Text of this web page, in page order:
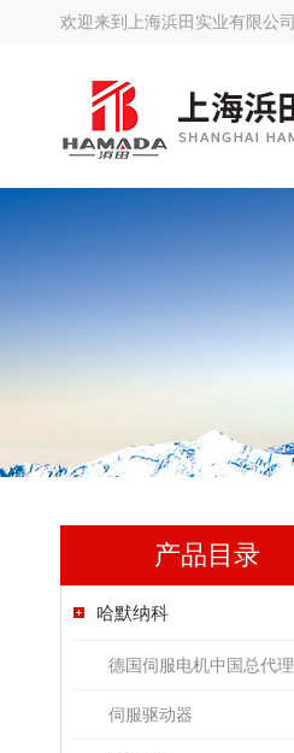
欢迎来到 上海浜田实业有限公司
产品目录
哈默纳科
德国伺服电机中国总代理
伺服驱动器